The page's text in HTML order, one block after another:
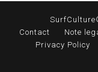
Contact
Note
Privacy Policy